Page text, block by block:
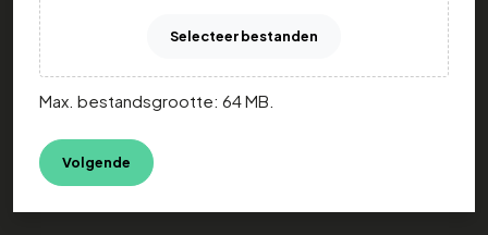
Selecteer bestanden
Max. bestandsgrootte: 64 MB.